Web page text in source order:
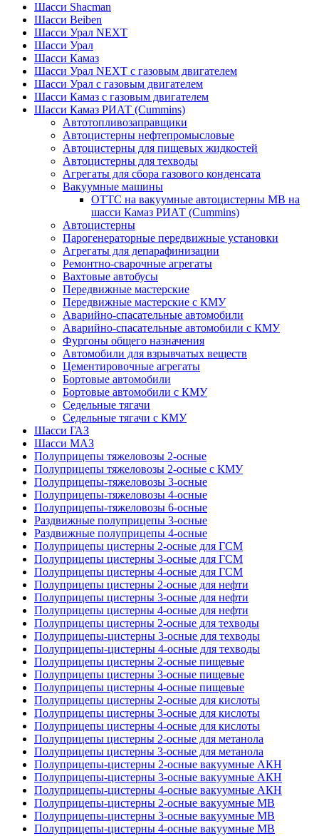
Шасси Shacman
Шасси Beiben
Шасси Урал NEXT
Шасси Урал
Шасси Камаз
Шасси Урал NEXT с газовым двигателем
Шасси Урал с газовым двигателем
Шасси Камаз с газовым двигателем
Шасси Камаз РИАТ (Cummins)
Автотопливозаправщики
Автоцистерны нефтепромысловые
Автоцистерны для пищевых жидкостей
Автоцистерны для техводы
Агрегаты для сбора газового конденсата
Вакуумные машины
ОТТС на вакуумные автоцистерны МВ на
шасси Камаз РИАТ (Cummins)
Автоцистерны
Парогенераторные передвижные установки
Агрегаты для депарафинизации
Ремонтно-сварочные агрегаты
Вахтовые автобусы
Передвижные мастерские
Передвижные мастерские с КМУ
Аварийно-спасательные автомобили
Аварийно-спасательные автомобили с КМУ
Фургоны общего назначения
Автомобили для взрывчатых веществ
Цементировочные агрегаты
Бортовые автомобили
Бортовые автомобили с КМУ
Седельные тягачи
Седельные тягачи с КМУ
Шасси ГАЗ
Шасси МАЗ
Полуприцепы тяжеловозы 2-осные
Полуприцепы тяжеловозы 2-осные с КМУ
Полуприцепы-тяжеловозы 3-осные
Полуприцепы-тяжеловозы 4-осные
Полуприцепы-тяжеловозы 6-осные
Раздвижные полуприцепы 3-осные
Раздвижные полуприцепы 4-осные
Полуприцепы цистерны 2-осные для ГСМ
Полуприцепы цистерны 3-осные для ГСМ
Полуприцепы цистерны 4-осные для ГСМ
Полуприцепы цистерны 2-осные для нефти
Полуприцепы цистерны 3-осные для нефти
Полуприцепы цистерны 4-осные для нефти
Полуприцепы цистерны 2-осные для техводы
Полуприцепы-цистерны 3-осные для техводы
Полуприцепы-цистерны 4-осные для техводы
Полуприцепы цистерны 2-осные пищевые
Полуприцепы цистерны 3-осные пищевые
Полуприцепы цистерны 4-осные пищевые
Полуприцепы цистерны 2-осные для кислоты
Полуприцепы цистерны 3-осные для кислоты
Полуприцепы цистерны 4-осные для кислоты
Полуприцепы цистерны 2-осные для метанола
Полуприцепы цистерны 3-осные для метанола
Полуприцепы-цистерны 2-осные вакуумные АКН
Полуприцепы-цистерны 3-осные вакуумные АКН
Полуприцепы-цистерны 4-осные вакуумные АКН
Полуприцепы-цистерны 2-осные вакуумные МВ
Полуприцепы-цистерны 3-осные вакуумные МВ
Полуприцепы-цистерны 4-осные вакуумные МВ